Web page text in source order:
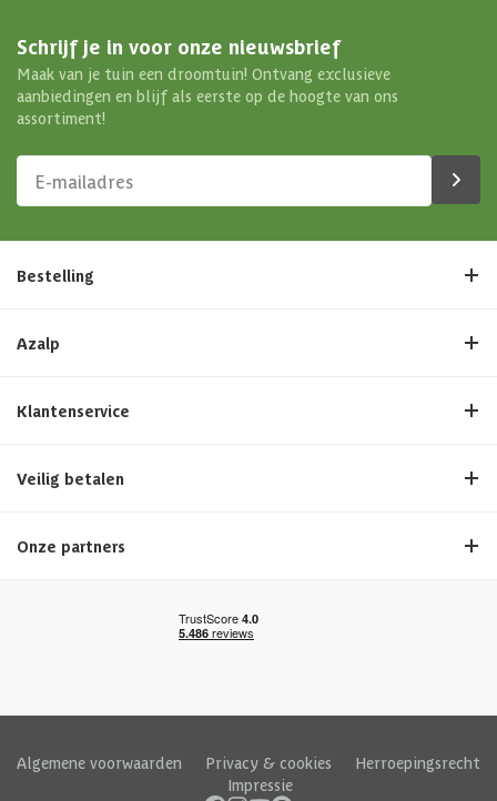
Schrijf je in voor onze nieuwsbrief
Maak van je tuin een droomtuin! Ontvang exclusieve
aanbiedingen en blijf als eerste op de hoogte van ons
assortiment!
Bestelling
Azalp
Klantenservice
Veilig betalen
Onze partners
Algemene voorwaarden Privacy & cookies
Herroepingsrecht
Impressie